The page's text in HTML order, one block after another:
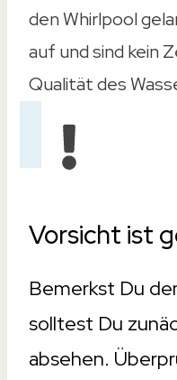
den Whirlpool
auf und sind kein
Qualität des
Vorsicht ist
Bemerkst Du
solltest Du
absehen.